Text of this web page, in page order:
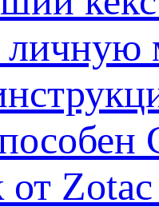
личную
от